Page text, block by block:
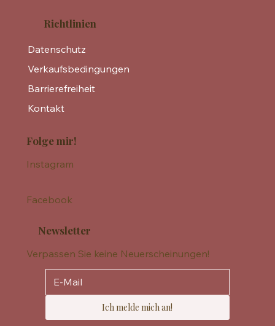
Richtlinien
Datenschutz
Verkaufsbedingungen
Barrierefreiheit
Kontakt
Folge mir!
Instagram
Facebook
Newsletter
Verpassen Sie keine Neuerscheinungen!
Ich melde mich an!